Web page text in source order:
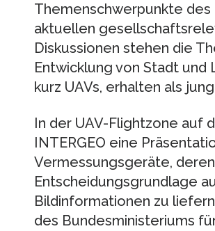
Themenschwerpunkte des
aktuellen
Diskussionen stehen die
Entwicklung von Stadt und
kurz UAVs, erhalten als
In der UAV-Flightzone auf
INTERGEO eine
Vermessungsgeräte,
Entscheidungsgrundlage
Bildinformationen zu
des Bundesministeriums